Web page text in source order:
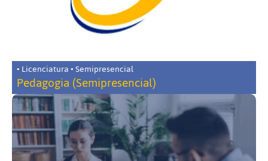
• Licenciatura • Semipresencial
Pedagogia (Semipresencial)